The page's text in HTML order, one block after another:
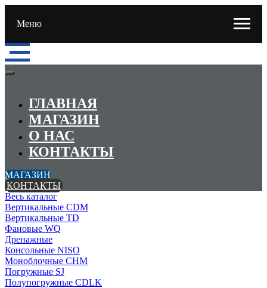
Меню
ГЛАВНАЯ
МАГАЗИН
О НАС
КОНТАКТЫ
МАГАЗИН
КОНТАКТЫ
Весь каталог
Вертикальные CDM
Вертикальные TD
Фановые WQ
Дренажные
Консольные NISO
Моноблочные CHМ
Погружные SJ
Полупогружные CDLK